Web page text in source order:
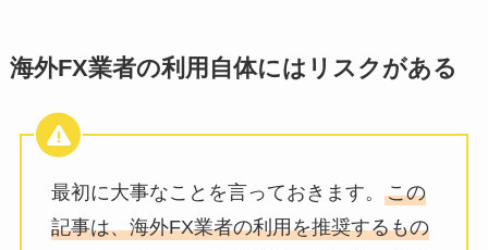
海外FX業者の利用自体にはリスクがある
最初に大事なことを言っておきます。 この
記事は、海外FX業者の利用を推奨するもの